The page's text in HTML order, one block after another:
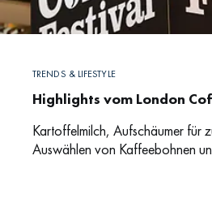
TRENDS & LIFESTYLE
Highlights vom London
Kartoffelmilch, Aufschäumer für
Auswählen von Kaffeebohnen